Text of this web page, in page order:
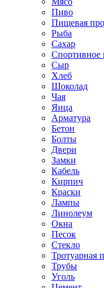
Пиво
Пищевая
Рыба
Сахар
Спортивное
Сыр
Хлеб
Шоколад
Чая
Яица
Арматура
Бетон
Болты
Двери
Замки
Кабель
Кирпич
Краски
Лампы
Линолеум
Окна
Песок
Стекло
Тротуарная
Трубы
Уголь